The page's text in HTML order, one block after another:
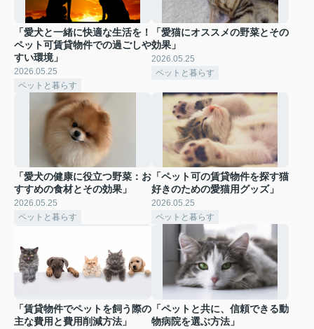
「愛犬と一緒に快適な生活を！
ペット可賃貸物件での過ごしや
すい環境」
2026.05.25
ペットと暮らす
「愛猫にオススメの野菜とその
効果」
2026.05.25
ペットと暮らす
「愛犬の健康に役立つ野菜：お
すすめの食材とその効果」
2026.05.25
ペットと暮らす
「ペット可の賃貸物件を探す猫
好きのための愛猫用グッズ」
2026.05.25
ペットと暮らす
「賃貸物件でペットを飼う際の
主な費用と費用削減方法」
「ペットと共に、信頼できる動
物病院を選ぶ方法」